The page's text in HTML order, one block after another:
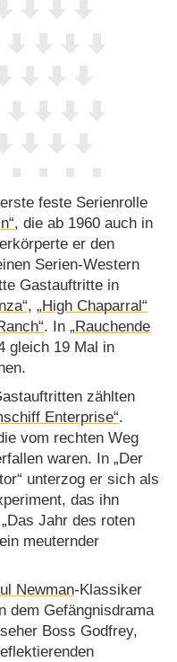
feste Serienrolle
, die ab 1960 auch in
er den
Serien-Western
Gastauftritte in
, „High Chaparral“
. In „Rauchende
gleich 19 Mal in
zählten
Enterprise“.
vom rechten Weg
waren. In „Der
unterzog er sich als
das ihn
Jahr des roten
meuternder
Newman-Klassiker
dem Gefängnisdrama
Boss Godfrey,